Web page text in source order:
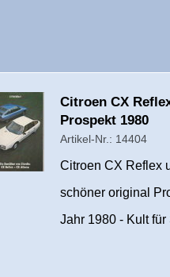
Überschrift
1
Citroen CX
Prospekt 1980
Artikel-Nr.: 14404
Citroen CX Reflex
schöner original
Jahr 1980 - Kult für